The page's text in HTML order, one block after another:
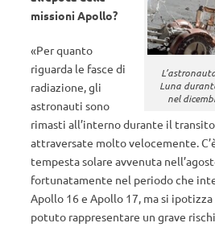
Luna
nel
missioni Apollo?
«Per quanto
riguarda le fasce di
radiazione, gli
astronauti sono
rimasti all’interno durante il
attraversate molto velocemente.
tempesta solare avvenuta
fortunatamente nel periodo che
Apollo 16 e Apollo 17, ma si
potuto rappresentare un grave